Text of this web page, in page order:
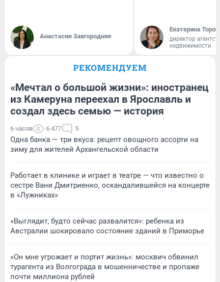
Анастасия Завгородняя
Екатерина
директор
недвижимости
РЕКОМЕНДУЕМ
«Мечтал о большой жизни»: иностранец
из Камеруна переехал в Ярославль и
создал здесь семью — история
6 часов 6 477 5
Одна банка — три вкуса: рецепт овощного ассорти на
зиму для жителей Архангельской области
Работает в клинике и играет в театре — что известно о
сестре Вани Дмитриенко, оскандалившейся на концерте
в «Лужниках»
«Выглядит, будто сейчас развалится»: ребенка из
Австралии шокировало состояние зданий в Приморье
«Он мне угрожает и портит жизнь»: москвич обвинил
турагента из Волгограда в мошенничестве и пропаже
почти миллиона рублей